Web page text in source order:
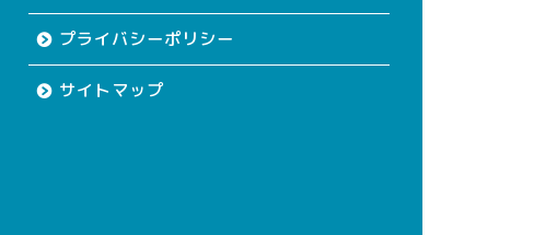
プライバシーポリシー
サイトマップ